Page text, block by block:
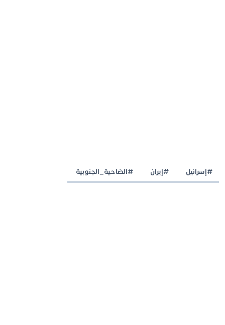
#إسرائيل #إيران #الضاحية_الجنوبية